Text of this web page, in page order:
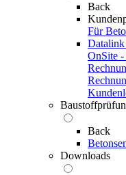
Back
Für
OnSite -
Back
Downloads